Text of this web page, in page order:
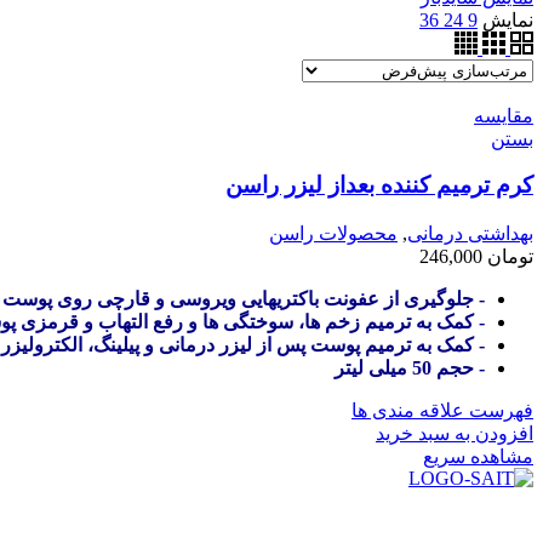
نمایش 9
24
36
مقایسه
بستن
کرم ترمیم کننده بعداز لیزر راسن
بهداشتی درمانی, محصولات راسن
تومان
- جلوگیری از عفونت باکتریهایی ویروسی و قارچی روی پوست
- کمک به ترمیم زخم ها، سوختگی ها و رفع التهاب و قرمزی
- کمک به ترمیم پوست پس از لیزر درمانی و پیلینگ،
- حجم 50 میلی لیتر
فهرست علاقه مندی ها
افزودن به سبد خرید
مشاهده سریع